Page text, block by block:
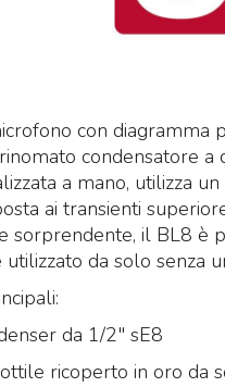
con diagramma
condensatore a
a mano, utilizza
ai transienti
sorprendente, il BL8 è
da solo senza
da 1/2" sE8
ricoperto in oro da
M32R Live / DL32
composto da:
M32R Live Klark
NCAT5E-50m
DL32
3.855